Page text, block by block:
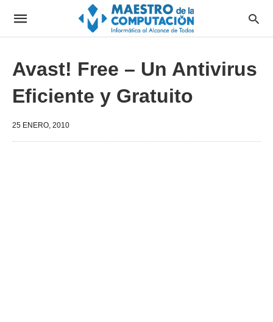
Avast! Free – Un Antivirus
Eficiente y Gratuito
25 ENERO, 2010